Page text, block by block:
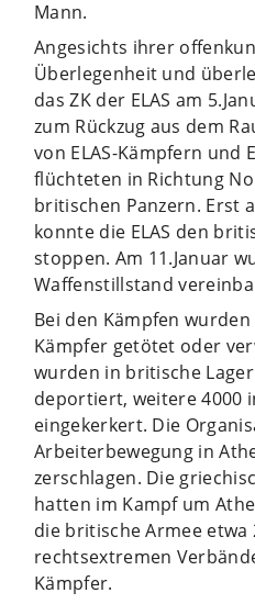
Mann.
Angesichts ihrer
Überlegenheit und
das ZK der ELAS am
zum Rückzug aus dem
von ELAS-Kämpfern und
flüchteten in Richtung
britischen Panzern. Erst
konnte die ELAS den
stoppen. Am 11.Januar
Waffenstillstand
Bei den Kämpfen wurden
Kämpfer getötet oder
wurden in britische
deportiert, weitere 4000
eingekerkert. Die
Arbeiterbewegung in
zerschlagen. Die
hatten im Kampf um
die britische Armee etwa
rechtsextremen
Kämpfer.